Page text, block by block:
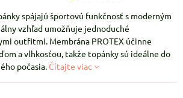
spájajú športovú funkčnosť s moderným
vzhľad umožňuje jednoduché
outfitmi. Membrána PROTEX účinne
a vlhkosťou, takže topánky sú ideálne do
počasia. Čítajte viac